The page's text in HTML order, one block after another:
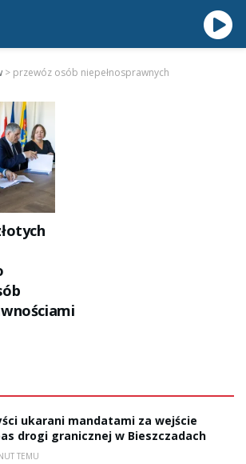
> przewóz osób niepełnosprawnych
ukarani mandatami za wejście
drogi granicznej w Bieszczadach
TEMU